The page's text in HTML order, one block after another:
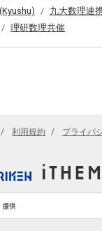
九大数理連
理研数理共催
利用規約 プライバ